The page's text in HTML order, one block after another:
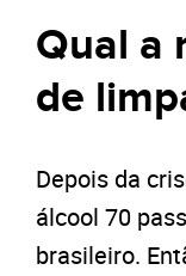
Qual a
de
Depois da
álcool 70
brasileiro.